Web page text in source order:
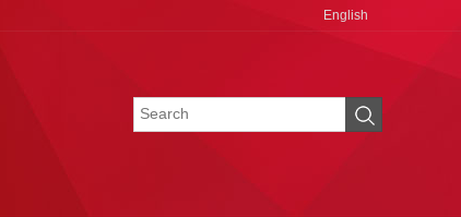
English